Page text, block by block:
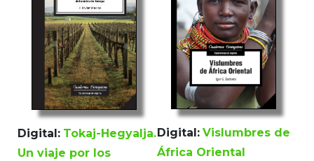
Digital: Tokaj-Hegyalja.
Un viaje por los
Digital: Vislumbres de
África Oriental